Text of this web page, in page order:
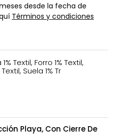
desde la fecha de
Términos y condiciones
Textil, Forro 1% Textil,
Suela 1% Tr
Playa, Con Cierre De